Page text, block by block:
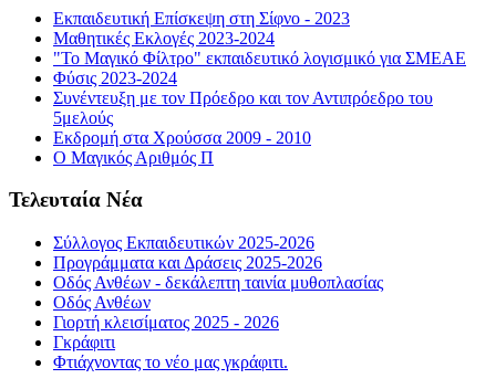
Εκπαιδευτική Επίσκεψη στη Σίφνο - 2023
Μαθητικές Εκλογές 2023-2024
"Το Μαγικό Φίλτρο" εκπαιδευτικό λογισμικό για ΣΜΕΑΕ
Φύσις 2023-2024
Συνέντευξη με τον Πρόεδρο και τον Αντιπρόεδρο του
5μελούς
Εκδρομή στα Χρούσσα 2009 - 2010
Ο Μαγικός Αριθμός Π
Τελευταία Νέα
Σύλλογος Εκπαιδευτικών 2025-2026
Προγράμματα και Δράσεις 2025-2026
Οδός Ανθέων - δεκάλεπτη ταινία μυθοπλασίας
Οδός Ανθέων
Γιορτή κλεισίματος 2025 - 2026
Γκράφιτι
Φτιάχνοντας το νέο μας γκράφιτι.